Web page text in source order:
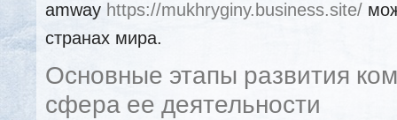
amway https://mukhryginy.business.site/
странах мира.
Основные этапы развития
сфера ее деятельности